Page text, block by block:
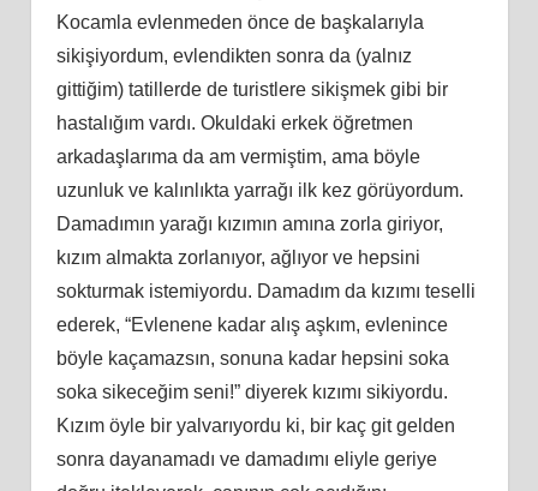
Kocamla evlenmeden önce de başkalarıyla
sikişiyordum, evlendikten sonra da (yalnız
gittiğim) tatillerde de turistlere sikişmek gibi bir
hastalığım vardı. Okuldaki erkek öğretmen
arkadaşlarıma da am vermiştim, ama böyle
uzunluk ve kalınlıkta yarrağı ilk kez görüyordum.
Damadımın yarağı kızımın amına zorla giriyor,
kızım almakta zorlanıyor, ağlıyor ve hepsini
sokturmak istemiyordu. Damadım da kızımı teselli
ederek, “Evlenene kadar alış aşkım, evlenince
böyle kaçamazsın, sonuna kadar hepsini soka
soka sikeceğim seni!” diyerek kızımı sikiyordu.
Kızım öyle bir yalvarıyordu ki, bir kaç git gelden
sonra dayanamadı ve damadımı eliyle geriye